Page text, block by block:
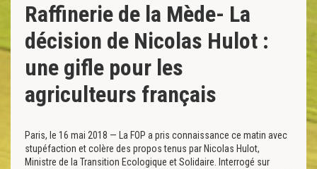
Raffinerie de la Mède- La
décision de Nicolas Hulot :
une gifle pour les
agriculteurs français
Paris, le 16 mai 2018 — La FOP a pris connaissance ce matin avec
stupéfaction et colère des propos tenus par Nicolas Hulot,
Ministre de la Transition Ecologique et Solidaire. Interrogé sur